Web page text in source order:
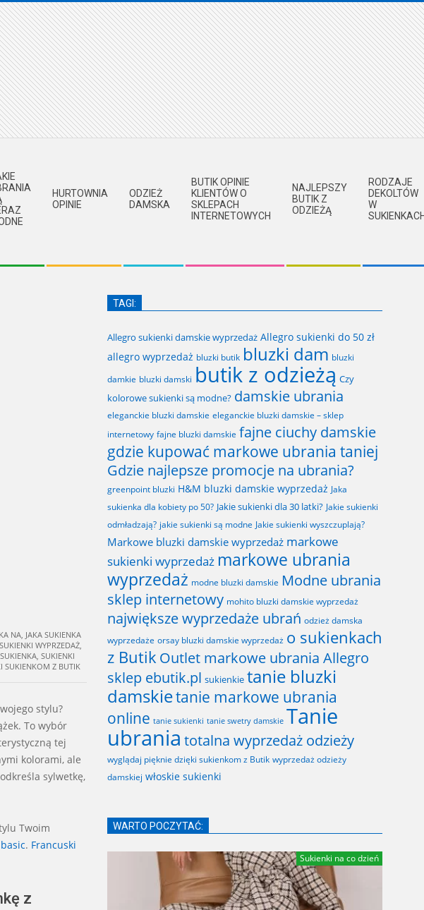
HURTOWNIA
OPINIE
ODZIEŻ
DAMSKA
BUTIK OPINIE
KLIENTÓW O
SKLEPACH
INTERNETOWYCH
NAJLEPSZY
BUTIK Z
ODZIEŻĄ
RODZAJE
DEKOLTÓW
W
NA JAKA SUKIENKA
WYPRZEDAŻ
SUKIENKI
SUKIENKOM Z BUTIK
stylu?
To wybór
tej
kolorami, ale
sylwetkę,
Twoim
basic. Francuski
z
TAGI:
Allegro sukienki damskie wyprzedaż Allegro sukienki do 50 zł
allegro wyprzedaż bluzki butik bluzki dam bluzki
damkie bluzki damski butik z odzieżą Czy
kolorowe sukienki są modne? damskie ubrania
eleganckie bluzki damskie eleganckie bluzki damskie – sklep
internetowy fajne bluzki damskie fajne ciuchy damskie
gdzie kupować markowe ubrania taniej
Gdzie najlepsze promocje na ubrania?
greenpoint bluzki H&M bluzki damskie wyprzedaż Jaka
sukienka dla kobiety po 50? Jakie sukienki dla 30 latki? Jakie sukienki
odmładzają? jakie sukienki są modne Jakie sukienki wyszczuplają?
Markowe bluzki damskie wyprzedaż markowe
sukienki wyprzedaż markowe ubrania
wyprzedaż modne bluzki damskie Modne ubrania
sklep internetowy mohito bluzki damskie wyprzedaż
największe wyprzedaże ubrań odzież damska
wyprzedaże orsay bluzki damskie wyprzedaż o sukienkach
z Butik Outlet markowe ubrania Allegro
sklep ebutik.pl sukienkie tanie bluzki
damskietanie markowe ubrania
online tanie sukienki tanie swetry damskie Tanie
ubrania totalna wyprzedaż odzieży
wyglądaj pięknie dzięki sukienkom z Butik wyprzedaż odzieży
damskiej włoskie sukienki
WARTO POCZYTAĆ:
Sukienki na co dzień